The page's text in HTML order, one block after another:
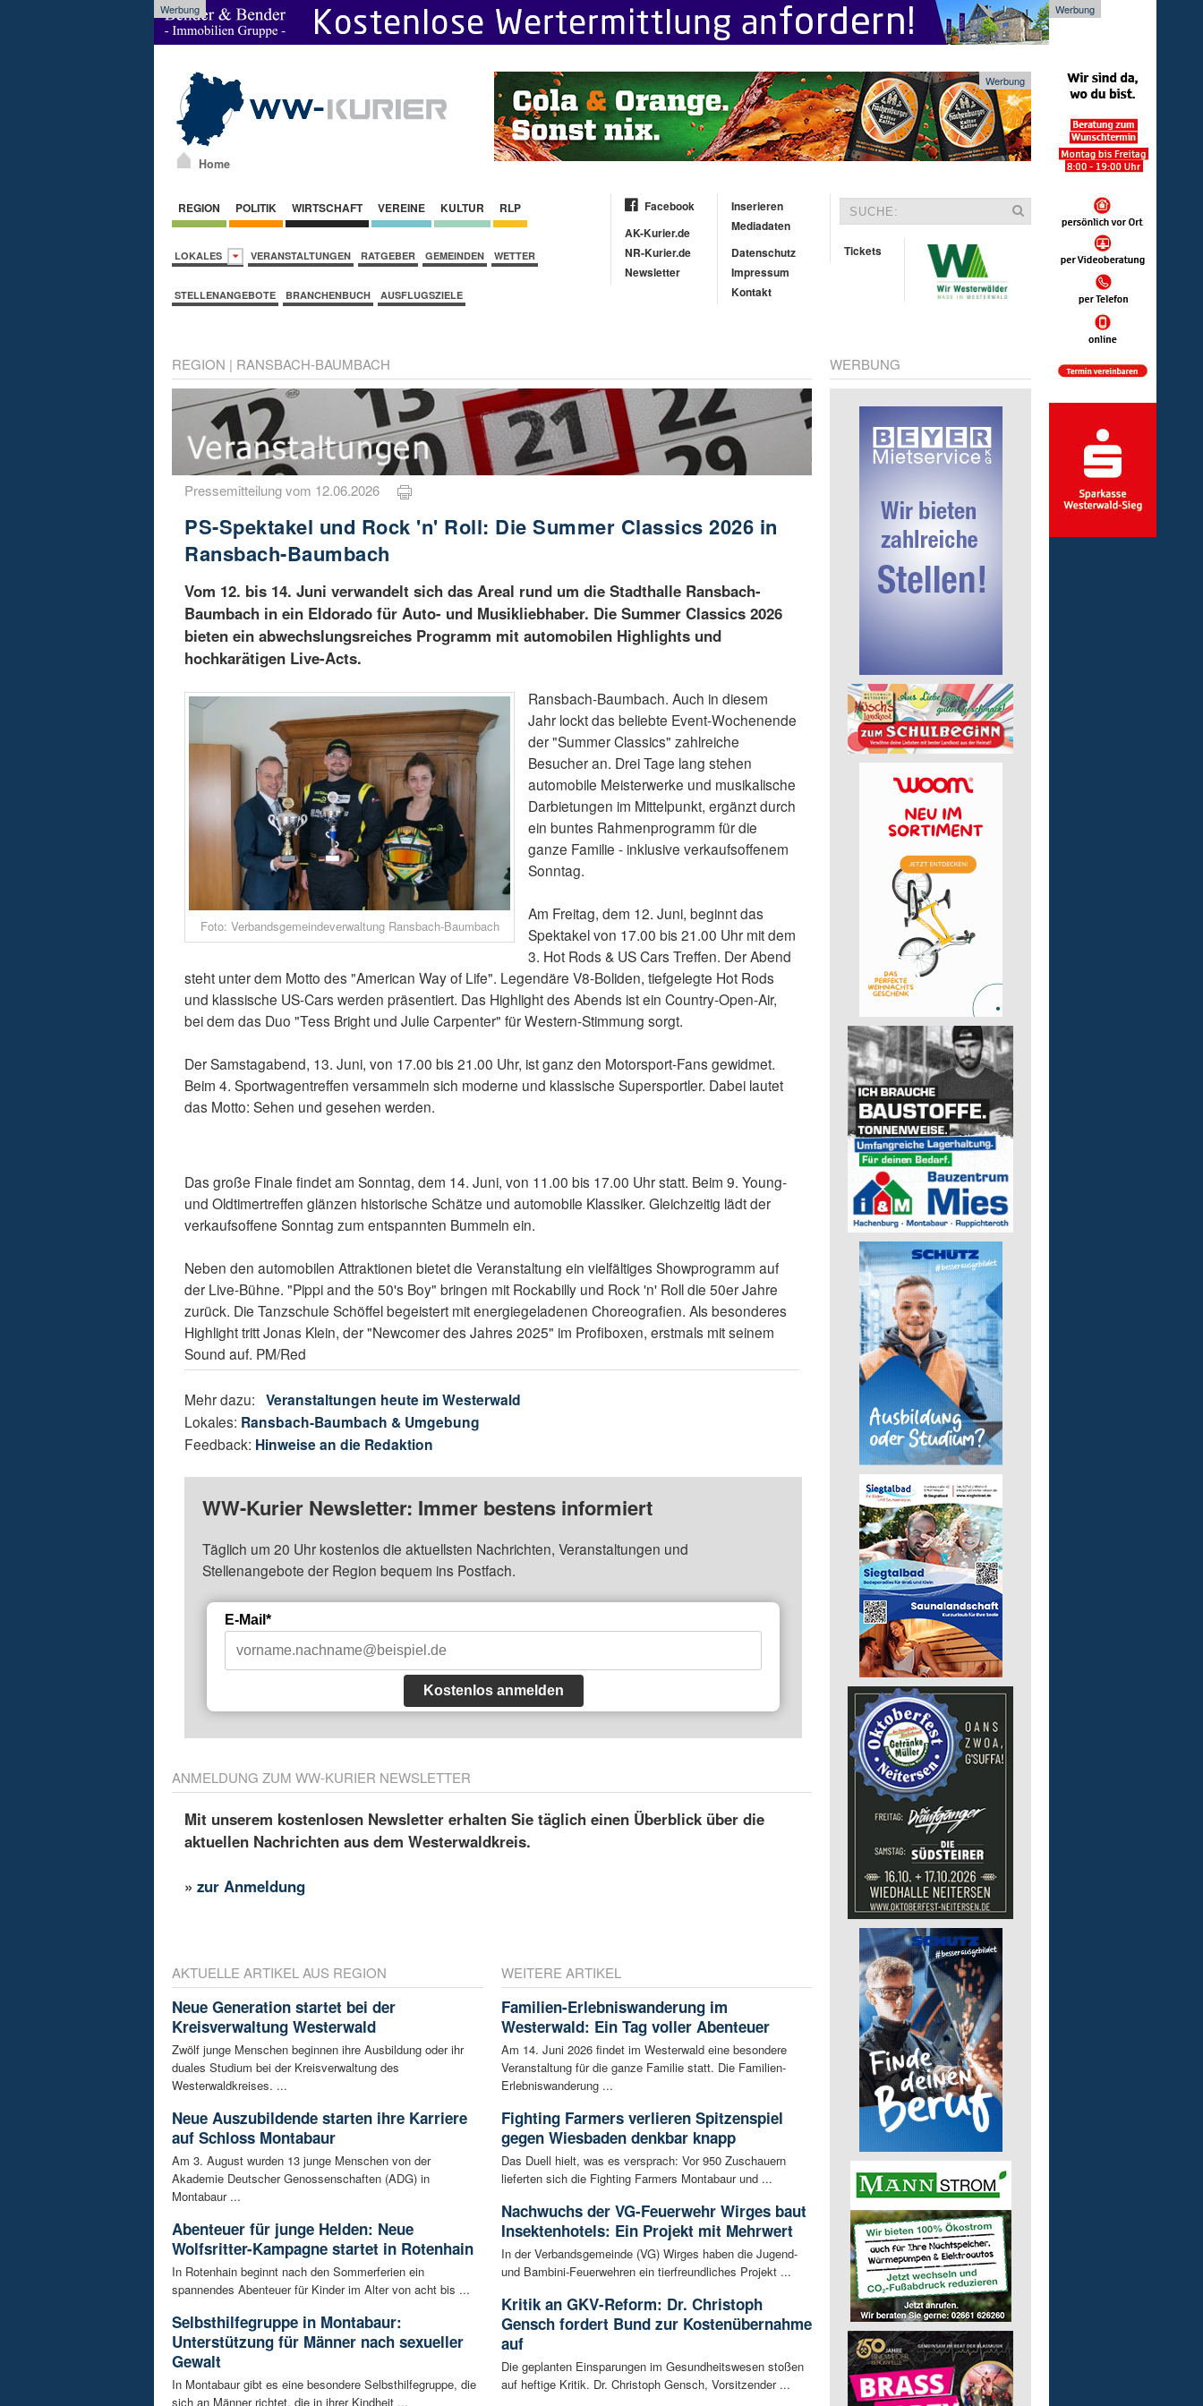
Werbung Werbung
Home
Werbung
REGION POLITIK WIRTSCHAFT VEREINE KULTUR RLP
LOKALES VERANSTALTUNGEN RATGEBER GEMEINDEN WETTER
STELLENANGEBOTE BRANCHENBUCH AUSFLUGSZIELE
Facebook
AK-Kurier.de
NR-Kurier.de
Newsletter
Inserieren
Mediadaten
Datenschutz
Impressum
Kontakt
Tickets
REGION | RANSBACH-BAUMBACH
Pressemitteilung vom 12.06.2026
PS-Spektakel und Rock 'n' Roll: Die Summer Classics 2026 in
Ransbach-Baumbach
Vom 12. bis 14. Juni verwandelt sich das Areal rund um die Stadthalle Ransbach-
Baumbach in ein Eldorado für Auto- und Musikliebhaber. Die Summer Classics 2026
bieten ein abwechslungsreiches Programm mit automobilen Highlights und
hochkarätigen Live-Acts.
Foto: Verbandsgemeindeverwaltung Ransbach-Baumbach
Ransbach-Baumbach. Auch in diesem
Jahr lockt das beliebte Event-Wochenende
der "Summer Classics" zahlreiche
Besucher an. Drei Tage lang stehen
automobile Meisterwerke und musikalische
Darbietungen im Mittelpunkt, ergänzt durch
ein buntes Rahmenprogramm für die
ganze Familie - inklusive verkaufsoffenem
Sonntag.
Am Freitag, dem 12. Juni, beginnt das
Spektakel von 17.00 bis 21.00 Uhr mit dem
3. Hot Rods & US Cars Treffen. Der Abend
steht unter dem Motto des "American Way of Life". Legendäre V8-Boliden, tiefgelegte Hot Rods
und klassische US-Cars werden präsentiert. Das Highlight des Abends ist ein Country-Open-Air,
bei dem das Duo "Tess Bright und Julie Carpenter" für Western-Stimmung sorgt.
Der Samstagabend, 13. Juni, von 17.00 bis 21.00 Uhr, ist ganz den Motorsport-Fans gewidmet.
Beim 4. Sportwagentreffen versammeln sich moderne und klassische Supersportler. Dabei lautet
das Motto: Sehen und gesehen werden.
Das große Finale findet am Sonntag, dem 14. Juni, von 11.00 bis 17.00 Uhr statt. Beim 9. Young-
und Oldtimertreffen glänzen historische Schätze und automobile Klassiker. Gleichzeitig lädt der
verkaufsoffene Sonntag zum entspannten Bummeln ein.
Neben den automobilen Attraktionen bietet die Veranstaltung ein vielfältiges Showprogramm auf
der Live-Bühne. "Pippi and the 50's Boy" bringen mit Rockabilly und Rock 'n' Roll die 50er Jahre
zurück. Die Tanzschule Schöffel begeistert mit energiegeladenen Choreografien. Als besonderes
Highlight tritt Jonas Klein, der "Newcomer des Jahres 2025" im Profiboxen, erstmals mit seinem
Sound auf. PM/Red
Mehr dazu:Veranstaltungen heute im Westerwald
Lokales: Ransbach-Baumbach & Umgebung
Feedback: Hinweise an die Redaktion
WW-Kurier Newsletter: Immer bestens informiert
Täglich um 20 Uhr kostenlos die aktuellsten Nachrichten, Veranstaltungen und
Stellenangebote der Region bequem ins Postfach.
E-Mail*
Kostenlos anmelden
ANMELDUNG ZUM WW-KURIER NEWSLETTER
Mit unserem kostenlosen Newsletter erhalten Sie täglich einen Überblick über die
aktuellen Nachrichten aus dem Westerwaldkreis.
»zur Anmeldung
AKTUELLE ARTIKEL AUS REGION
Neue Generation startet bei der
Kreisverwaltung Westerwald
Zwölf junge Menschen beginnen ihre Ausbildung oder ihr
duales Studium bei der Kreisverwaltung des
Westerwaldkreises. ...
Neue Auszubildende starten ihre Karriere
auf Schloss Montabaur
Am 3. August wurden 13 junge Menschen von der
Akademie Deutscher Genossenschaften (ADG) in
Montabaur ...
Abenteuer für junge Helden: Neue
Wolfsritter-Kampagne startet in Rotenhain
In Rotenhain beginnt nach den Sommerferien ein
spannendes Abenteuer für Kinder im Alter von acht bis ...
Selbsthilfegruppe in Montabaur:
Unterstützung für Männer nach sexueller
Gewalt
In Montabaur gibt es eine besondere Selbsthilfegruppe, die
sich an Männer richtet, die in ihrer Kindheit ...
WEITERE ARTIKEL
Familien-Erlebniswanderung im
Westerwald: Ein Tag voller Abenteuer
Am 14. Juni 2026 findet im Westerwald eine besondere
Veranstaltung für die ganze Familie statt. Die Familien-
Erlebniswanderung ...
Fighting Farmers verlieren Spitzenspiel
gegen Wiesbaden denkbar knapp
Das Duell hielt, was es versprach: Vor 950 Zuschauern
lieferten sich die Fighting Farmers Montabaur und ...
Nachwuchs der VG-Feuerwehr Wirges baut
Insektenhotels: Ein Projekt mit Mehrwert
In der Verbandsgemeinde (VG) Wirges haben die Jugend-
und Bambini-Feuerwehren ein tierfreundliches Projekt ...
Kritik an GKV-Reform: Dr. Christoph
Gensch fordert Bund zur Kostenübernahme
auf
Die geplanten Einsparungen im Gesundheitswesen stoßen
auf heftige Kritik. Dr. Christoph Gensch, Vorsitzender ...
WERBUNG